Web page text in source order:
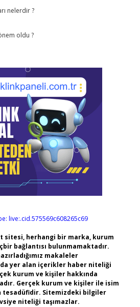
nelerdir ?
oldu ?
live:.cid.575569c608265c69
sitesi, herhangi bir marka, kurum
bağlantısı bulunmamaktadır.
makaleler
yer alan içerikler haber niteliği
kurum ve kişiler hakkında
Gerçek kurum ve kişiler ile isim
Sitemizdeki bilgiler
niteliği taşımazlar.